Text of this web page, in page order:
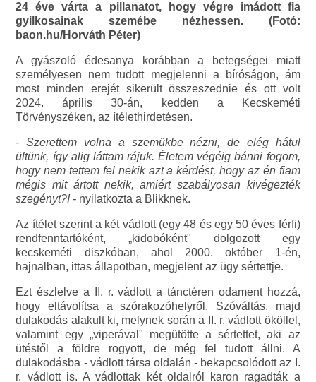
24 éve várta a pillanatot, hogy végre imádott fia
gyilkosainak szemébe nézhessen. (Fotó:
baon.hu/Horváth Péter)
A gyászoló édesanya korábban a betegségei miatt
személyesen nem tudott megjelenni a bíróságon, ám
most minden erejét sikerült összeszednie és ott volt
2024. április 30-án, kedden a Kecskeméti
Törvényszéken, az ítélethirdetésen.
-Szerettem volna a szemükbe nézni, de elég hátul
ültünk, így alig láttam rájuk. Életem végéig bánni fogom,
hogy nem tettem fel nekik azt a kérdést, hogy az én fiam
mégis mit ártott nekik, amiért szabályosan kivégezték
szegényt?! - nyilatkozta a Blikknek.
Az ítélet szerint a két vádlott (egy 48 és egy 50 éves férfi)
rendfenntartóként, „kidobóként" dolgozott egy
kecskeméti diszkóban, ahol 2000. október 1-én,
hajnalban, ittas állapotban, megjelent az ügy sértettje.
Ezt észlelve a II. r. vádlott a tánctéren odament hozzá,
hogy eltávolítsa a szórakozóhelyről. Szóváltás, majd
dulakodás alakult ki, melynek során a II. r. vádlott ököllel,
valamint egy „viperával" megütötte a sértettet, aki az
ütéstől a földre rogyott, de még fel tudott állni. A
dulakodásba - vádlott társa oldalán - bekapcsolódott az I.
r. vádlott is. A vádlottak két oldalról karon ragadták a